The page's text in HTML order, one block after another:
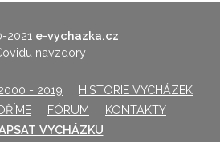
2021 e-vychazka.cz
navzdory
- 2019
HISTORIE VYCHÁZEK
FÓRUM
KONTAKTY
VYCHÁZKU